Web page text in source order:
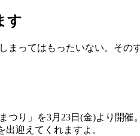
す
ってはもったいない。そ
り」を3月23日(金)より開
迎えてくれますよ。